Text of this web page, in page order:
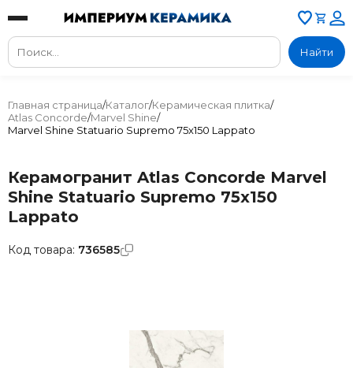
Найти
Главная страница/Каталог/Керамическая плитка/
Atlas Concorde/Marvel Shine/
Marvel Shine Statuario Supremo 75x150 Lappato
Керамогранит Atlas Concorde Marvel
Shine Statuario Supremo 75x150
Lappato
Код товара: 736585